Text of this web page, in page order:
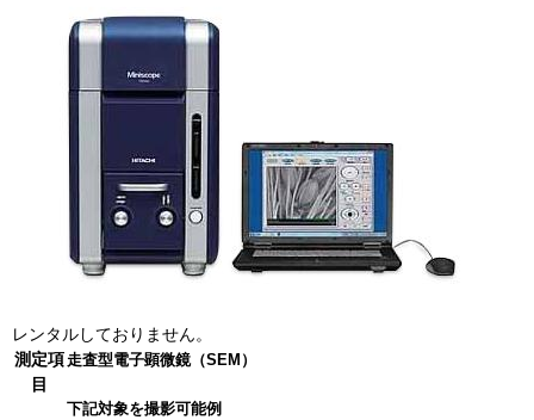
レンタルしておりません。
測定項
目
走査型電子顕微鏡（SEM）
下記対象を撮影可能例